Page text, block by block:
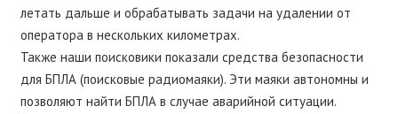
летать дальше и обрабатывать задачи на удалении от
оператора в нескольких километрах.
Также наши поисковики показали средства безопасности
для БПЛА (поисковые радиомаяки). Эти маяки автономны и
позволяют найти БПЛА в случае аварийной ситуации.